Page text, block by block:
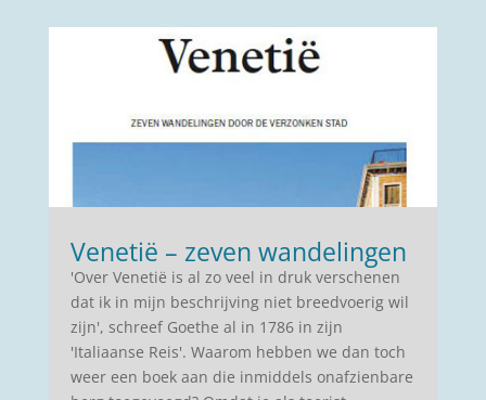
Venetië – zeven wandelingen
'Over Venetië is al zo veel in druk verschenen
dat ik in mijn beschrijving niet breedvoerig wil
zijn', schreef Goethe al in 1786 in zijn
'Italiaanse Reis'. Waarom hebben we dan toch
weer een boek aan die inmiddels onafzienbare